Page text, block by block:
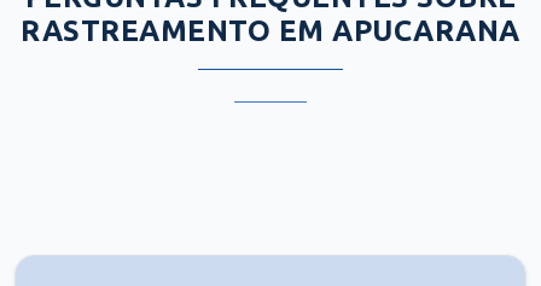
RASTREAMENTO EM APUCARANA